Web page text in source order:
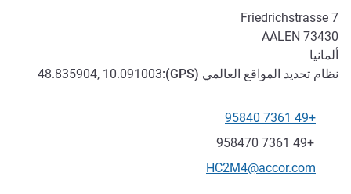
Friedrichstrasse 7
73430
AALEN
ألمانيا
نظام تحديد المواقع العالمي (GPS
):
48.835904, 10.091003
الهاتف
+49 7361 95840
فاكس
+49 7361 958470
تواصل معنا عبر البريد الإلكتروني
HC2M4@accor.com